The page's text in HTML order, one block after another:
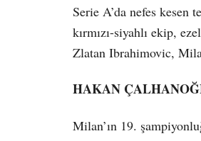
Serie A’da nefes kesen
kırmızı-siyahlı ekip,
Zlatan Ibrahimovic,
HAKAN
Milan’ın 19.